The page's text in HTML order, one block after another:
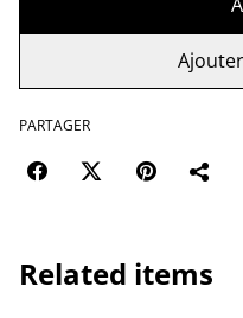
PARTAGER
Related items